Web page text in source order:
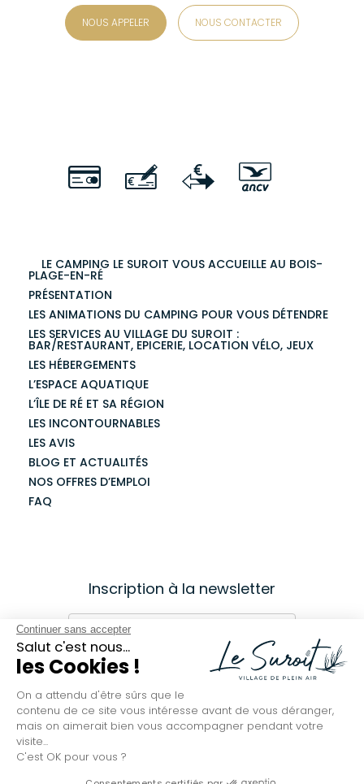
Continuer sans accepter
Salut c'est nous...
les Cookies !
On a attendu d'être sûrs que le
contenu de ce site vous intéresse avant de vous déranger,
mais on aimerait bien vous accompagner pendant votre
visite...
C'est OK pour vous ?
NOUS APPELER NOUS CONTACTER
LE CAMPING LE SUROIT VOUS ACCUEILLE AU BOIS-
PLAGE-EN-RÉ
PRÉSENTATION
LES ANIMATIONS DU CAMPING POUR VOUS DÉTENDRE
LES SERVICES AU VILLAGE DU SUROIT :
BAR/RESTAURANT, EPICERIE, LOCATION VÉLO, JEUX
LES HÉBERGEMENTS
L’ESPACE AQUATIQUE
L’ÎLE DE RÉ ET SA RÉGION
LES INCONTOURNABLES
LES AVIS
BLOG ET ACTUALITÉS
NOS OFFRES D’EMPLOI
FAQ